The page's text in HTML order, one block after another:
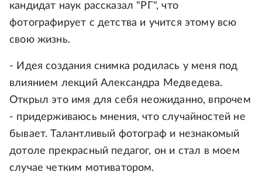
кандидат наук рассказал "РГ", что
фотографирует с детства и учится этому всю
свою жизнь.
- Идея создания снимка родилась у меня под
влиянием лекций Александра Медведева.
Открыл это имя для себя неожиданно, впрочем
- придерживаюсь мнения, что случайностей не
бывает. Талантливый фотограф и незнакомый
дотоле прекрасный педагог, он и стал в моем
случае четким мотиватором.